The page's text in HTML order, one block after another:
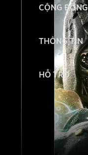
CỘNG ĐỒNG
THÔNG TIN
HỖ TRỢ